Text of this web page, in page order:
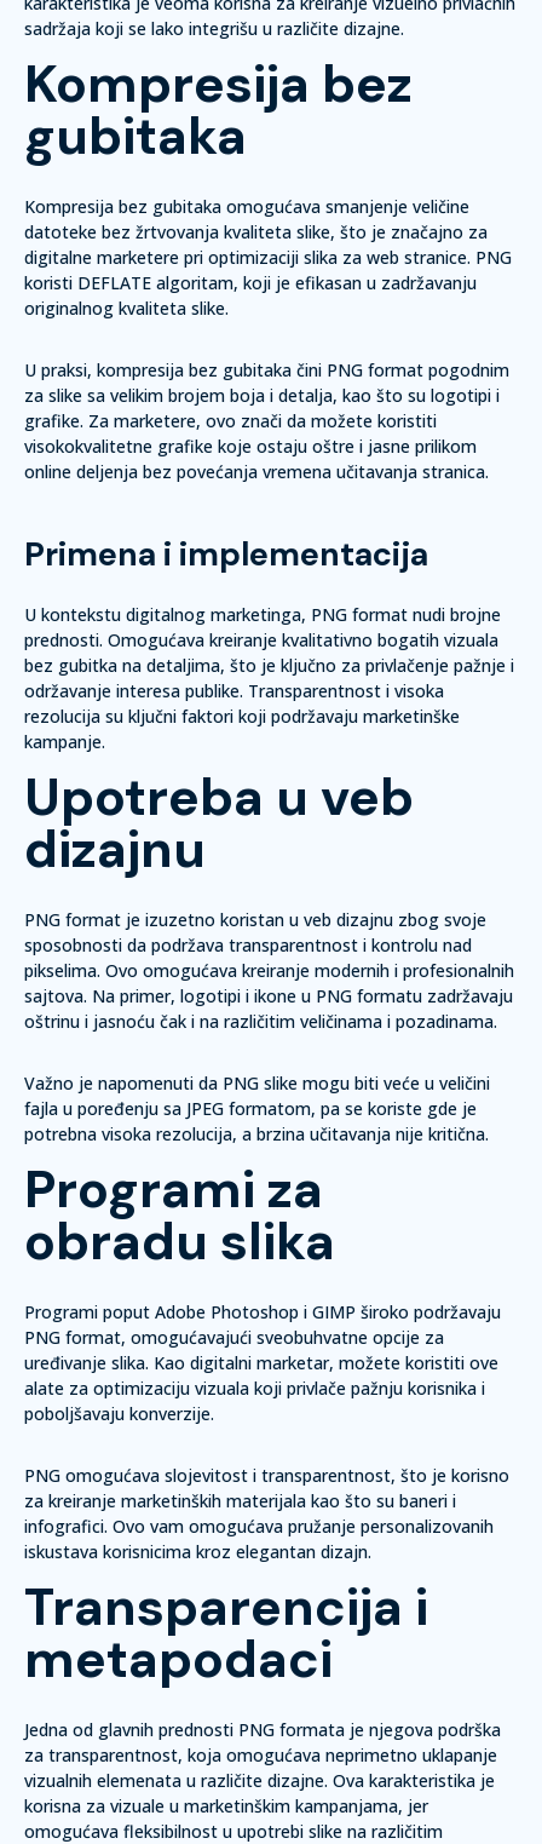
sadržaja koji se lako integrišu u različite dizajne.
Kompresija bez
gubitaka
Kompresija bez gubitaka omogućava smanjenje veličine
datoteke bez žrtvovanja kvaliteta slike, što je značajno za
digitalne marketere pri optimizaciji slika za web stranice. PNG
koristi DEFLATE algoritam, koji je efikasan u zadržavanju
originalnog kvaliteta slike.
U praksi, kompresija bez gubitaka čini PNG format pogodnim
za slike sa velikim brojem boja i detalja, kao što su logotipi i
grafike. Za marketere, ovo znači da možete koristiti
visokokvalitetne grafike koje ostaju oštre i jasne prilikom
online deljenja bez povećanja vremena učitavanja stranica.
Primena i implementacija
U kontekstu digitalnog marketinga, PNG format nudi brojne
prednosti. Omogućava kreiranje kvalitativno bogatih vizuala
bez gubitka na detaljima, što je ključno za privlačenje pažnje i
održavanje interesa publike. Transparentnost i visoka
rezolucija su ključni faktori koji podržavaju marketinške
kampanje.
Upotreba u veb
dizajnu
PNG format je izuzetno koristan u veb dizajnu zbog svoje
sposobnosti da podržava transparentnost i kontrolu nad
pikselima. Ovo omogućava kreiranje modernih i profesionalnih
sajtova. Na primer, logotipi i ikone u PNG formatu zadržavaju
oštrinu i jasnoću čak i na različitim veličinama i pozadinama.
Važno je napomenuti da PNG slike mogu biti veće u veličini
fajla u poređenju sa JPEG formatom, pa se koriste gde je
potrebna visoka rezolucija, a brzina učitavanja nije kritična.
Programi za
obradu slika
Programi poput Adobe Photoshop i GIMP široko podržavaju
PNG format, omogućavajući sveobuhvatne opcije za
uređivanje slika. Kao digitalni marketar, možete koristiti ove
alate za optimizaciju vizuala koji privlače pažnju korisnika i
poboljšavaju konverzije.
PNG omogućava slojevitost i transparentnost, što je korisno
za kreiranje marketinških materijala kao što su baneri i
infografici. Ovo vam omogućava pružanje personalizovanih
iskustava korisnicima kroz elegantan dizajn.
Transparencija i
metapodaci
Jedna od glavnih prednosti PNG formata je njegova podrška
za transparentnost, koja omogućava neprimetno uklapanje
vizualnih elemenata u različite dizajne. Ova karakteristika je
korisna za vizuale u marketinškim kampanjama, jer
omogućava fleksibilnost u upotrebi slike na različitim